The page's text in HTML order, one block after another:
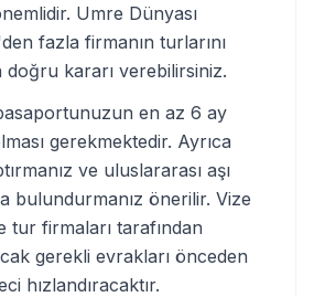
Umre Dünyası
fazla firmanın turlarını
doğru kararı verebilirsiniz.
en az 6 ay
gerekmektedir. Ayrıca
ve uluslararası aşı
bulundurmanız önerilir. Vize
tur firmaları tarafından
gerekli evrakları önceden
hızlandıracaktır.